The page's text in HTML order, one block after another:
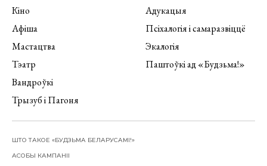
Кіно
Афіша
Мастацтва
Тэатр
Вандроўкі
Трызуб і Пагоня
Адукацыя
Псіхалогія і самаразвіццё
Экалогія
Паштоўкі ад «Будзьма!»
ШТО ТАКОЕ «БУДЗЬМА БЕЛАРУСАМІ!»
АСОБЫ КАМПАНІІ